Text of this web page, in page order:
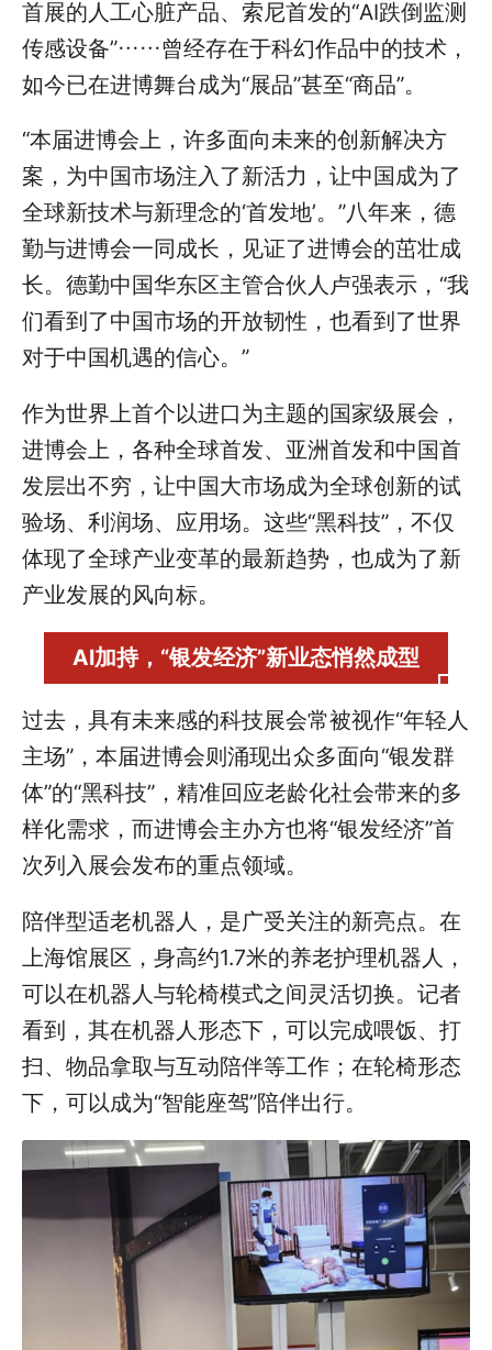
首展的人工心脏产品、索尼首发的“AI跌倒监测
传感设备”……曾经存在于科幻作品中的技术，
如今已在进博舞台成为“展品”甚至“商品”。
“本届进博会上，许多面向未来的创新解决方
案，为中国市场注入了新活力，让中国成为了
全球新技术与新理念的‘首发地’。”八年来，德
勤与进博会一同成长，见证了进博会的茁壮成
长。德勤中国华东区主管合伙人卢强表示，“我
们看到了中国市场的开放韧性，也看到了世界
对于中国机遇的信心。”
作为世界上首个以进口为主题的国家级展会，
进博会上，各种全球首发、亚洲首发和中国首
发层出不穷，让中国大市场成为全球创新的试
验场、利润场、应用场。这些“黑科技”，不仅
体现了全球产业变革的最新趋势，也成为了新
产业发展的风向标。
AI加持，“银发经济”新业态悄然成型
过去，具有未来感的科技展会常被视作“年轻人
主场”，本届进博会则涌现出众多面向“银发群
体”的“黑科技”，精准回应老龄化社会带来的多
样化需求，而进博会主办方也将“银发经济”首
次列入展会发布的重点领域。
陪伴型适老机器人，是广受关注的新亮点。在
上海馆展区，身高约1.7米的养老护理机器人，
可以在机器人与轮椅模式之间灵活切换。记者
看到，其在机器人形态下，可以完成喂饭、打
扫、物品拿取与互动陪伴等工作；在轮椅形态
下，可以成为“智能座驾”陪伴出行。